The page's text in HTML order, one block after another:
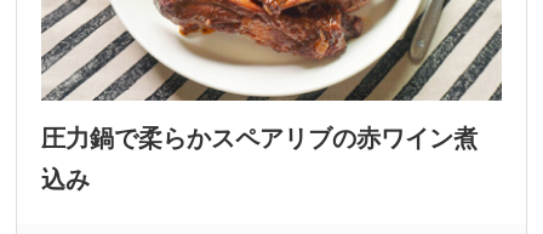
圧力鍋で柔らかスペアリブの赤ワイン煮
込み